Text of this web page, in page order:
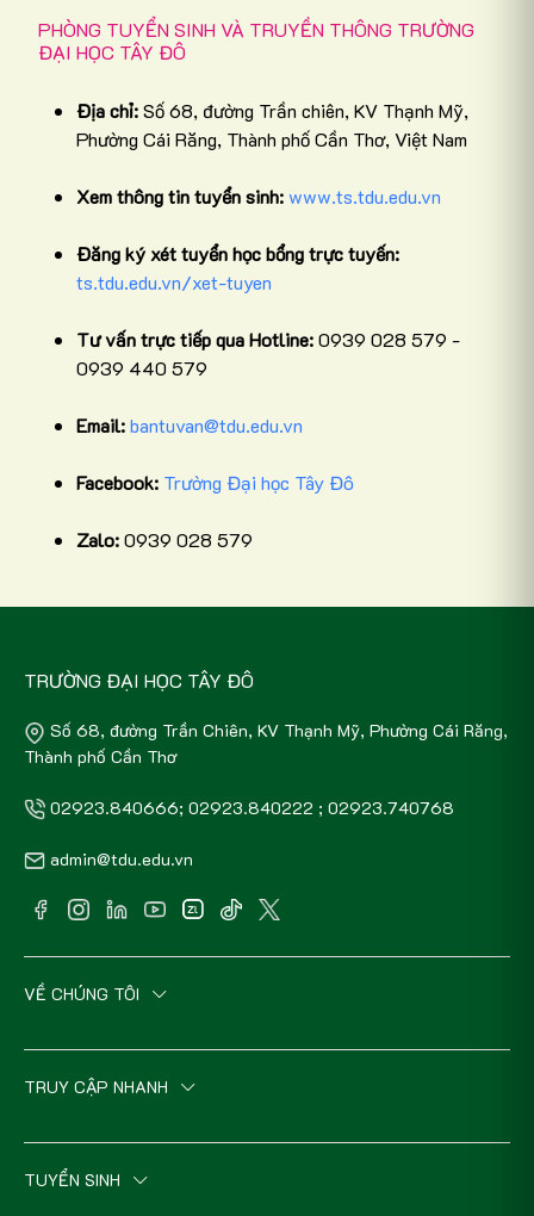
PHÒNG TUYỂN SINH VÀ TRUYỀN THÔNG TRƯỜNG
ĐẠI HỌC TÂY ĐÔ
Địa chỉ:Số 68, đường Trần chiên, KV Thạnh Mỹ,
Phường Cái Răng, Thành phố Cần Thơ, Việt Nam
Xem thông tin tuyển sinh:www.ts.tdu.edu.vn
Đăng ký xét tuyển học bổng trực tuyến:
ts.tdu.edu.vn/xet-tuyen
Tư vấn trực tiếp qua Hotline:0939 028 579 -
0939 440 579
Email:bantuvan@tdu.edu.vn
Facebook: Trường Đại học Tây Đô
Zalo:0939 028 579
TRƯỜNG ĐẠI HỌC TÂY ĐÔ
Số 68, đường Trần Chiên, KV Thạnh Mỹ, Phường Cái Răng,
Thành phố Cần Thơ
02923.840666; 02923.840222 ; 02923.740768
admin@tdu.edu.vn
VỀ CHÚNG TÔI
TRUY CẬP NHANH
TUYỂN SINH